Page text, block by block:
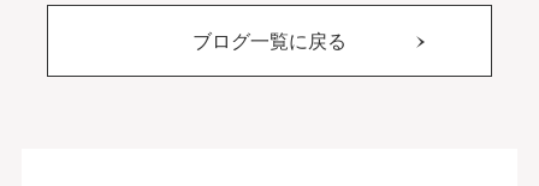
ブログ一覧に戻る